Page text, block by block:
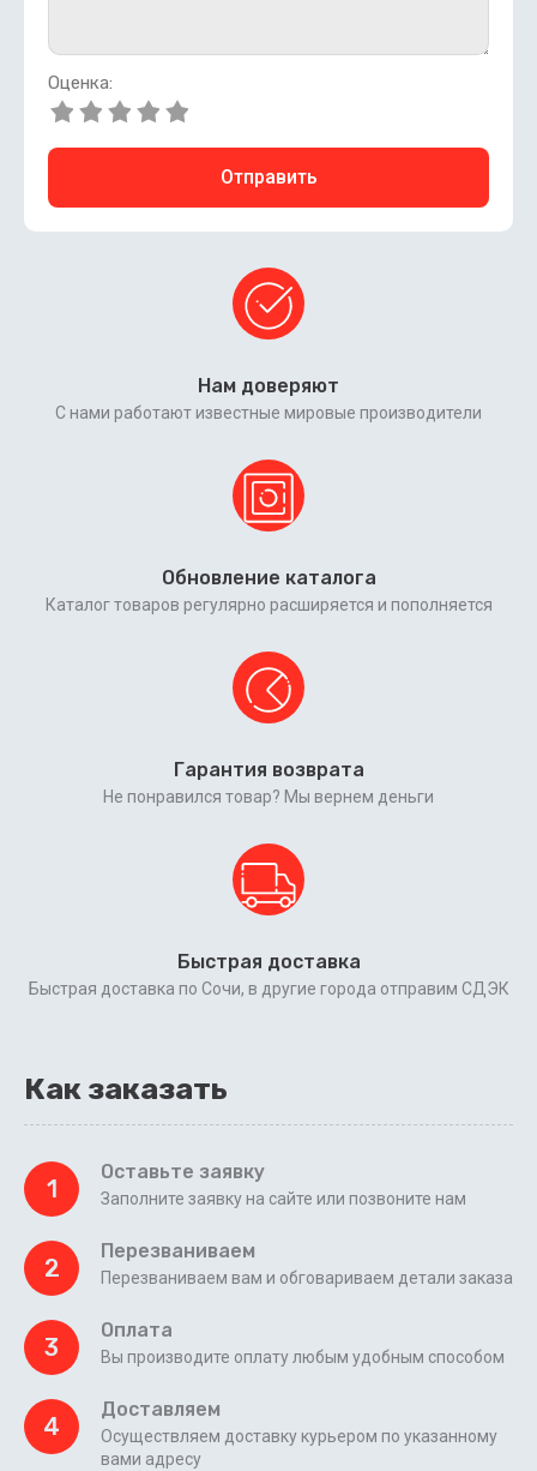
Оценка:
Отправить
Нам доверяют
С нами работают известные мировые производители
Обновление каталога
Каталог товаров регулярно расширяется и пополняется
Гарантия возврата
Не понравился товар? Мы вернем деньги
Быстрая доставка
Быстрая доставка по Сочи, в другие города отправим СДЭК
Как заказать
1
Оставьте заявку
Заполните заявку на сайте или позвоните нам
2
Перезваниваем
Перезваниваем вам и обговариваем детали заказа
3
Оплата
Вы производите оплату любым удобным способом
4
Доставляем
Осуществляем доставку курьером по указанному
вами адресу